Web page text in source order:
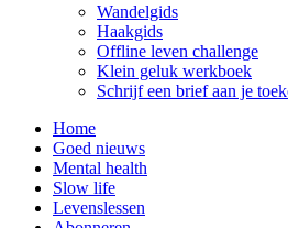
Wandelgids
Haakgids
Offline leven challenge
Klein geluk werkboek
Schrijf een brief aan je
Home
Goed nieuws
Mental health
Slow life
Levenslessen